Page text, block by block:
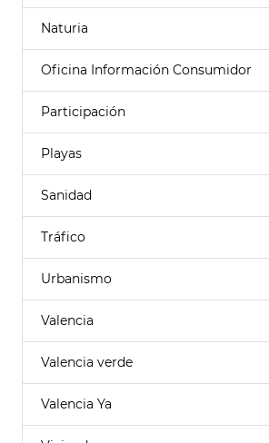
Naturia
Oficina Información Consumidor
Participación
Playas
Sanidad
Tráfico
Urbanismo
Valencia
Valencia verde
Valencia Ya